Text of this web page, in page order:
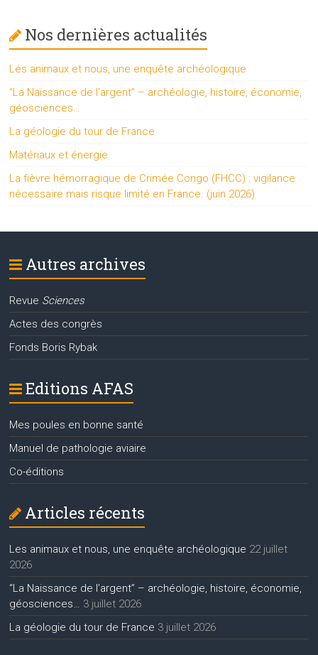
Nos dernières actualités
Les animaux et nous, une enquête archéologique
“La Naissance de l’argent” – archéologie, histoire, économie,
géosciences…
La géologie du tour de France
Matériaux et énergie
La fièvre hémorragique de Crimée Congo (FHCC) : vigilance
nécessaire mais risque limité en France. (juin 2026)
Autres archives
Revue Sciences
Actes des congrès
Fonds Boris Rybak
Editions AFAS
Mes poules en bonne santé
Manuel de pathologie aviaire
Co-éditions
Articles récents
Les animaux et nous, une enquête archéologique 22 juillet
2026
“La Naissance de l’argent” – archéologie, histoire, économie,
géosciences… 3 juillet 2026
La géologie du tour de France 3 juillet 2026